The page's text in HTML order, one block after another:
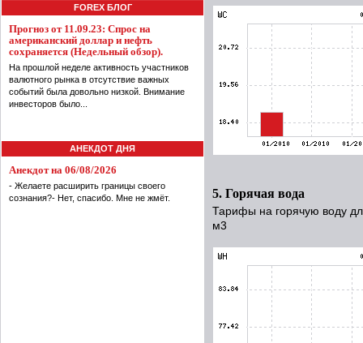
FOREX БЛОГ
Прогноз от 11.09.23: Спрос на
американский доллар и нефть
сохраняется (Недельный обзор).
На прошлой неделе активность участников
валютного рынка в отсутствие важных
событий была довольно низкой. Внимание
инвесторов было...
АНЕКДОТ ДНЯ
Анекдот на 06/08/2026
- Желаете расширить границы своего
сознания?- Нет, спасибо. Мне не жмёт.
5. Горячая вода
Тарифы на горячую воду
м3